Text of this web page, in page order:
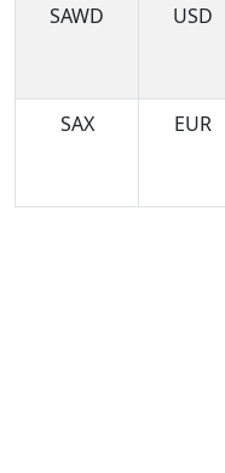
SAWD
USD
SAX
EUR